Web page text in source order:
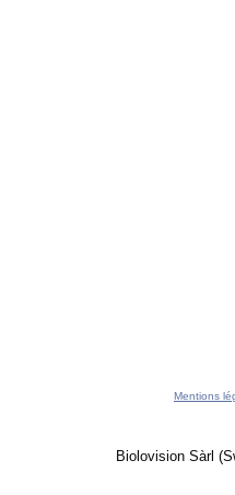
Mentions
Biolovision Sàrl